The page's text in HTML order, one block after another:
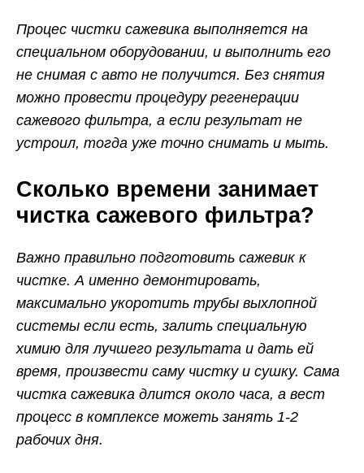
Процес чистки сажевика выполняется на
специальном оборудовании, и выполнить его
не снимая с авто не получится. Без снятия
можно провести процедуру регенерации
сажевого фильтра, а если результат не
устроил, тогда уже точно снимать и мыть.
Сколько времени занимает
чистка сажевого фильтра?
Важно правильно подготовить сажевик к
чистке. А именно демонтировать,
максимально укоротить трубы выхлопной
системы если есть, залить специальную
химию для лучшего результата и дать ей
время, произвести саму чистку и сушку. Сама
чистка сажевика длится около часа, а вест
процесс в комплексе можеть занять 1-2
рабочих дня.